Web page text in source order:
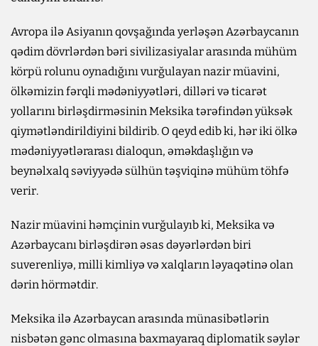
Avropa ilə Asiyanın qovşağında yerləşən Azərbaycanın
qədim dövrlərdən bəri sivilizasiyalar arasında mühüm
körpü rolunu oynadığını vurğulayan nazir müavini,
ölkəmizin fərqli mədəniyyətləri, dilləri və ticarət
yollarını birləşdirməsinin Meksika tərəfindən yüksək
qiymətləndirildiyini bildirib. O qeyd edib ki, hər iki ölkə
mədəniyyətlərarası dialoqun, əməkdaşlığın və
beynəlxalq səviyyədə sülhün təşviqinə mühüm töhfə
verir.
Nazir müavini həmçinin vurğulayıb ki, Meksika və
Azərbaycanı birləşdirən əsas dəyərlərdən biri
suverenliyə, milli kimliyə və xalqların ləyaqətinə olan
dərin hörmətdir.
Meksika ilə Azərbaycan arasında münasibətlərin
nisbətən gənc olmasına baxmayaraq diplomatik səylər